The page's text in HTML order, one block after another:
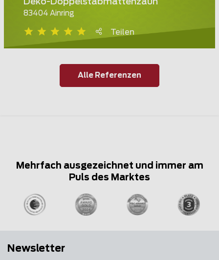
Deko-Doppelstabmattenzaun
83404 Ainring
Teilen
Alle Referenzen
Mehrfach ausgezeichnet und immer am
Puls des Marktes
Newsletter